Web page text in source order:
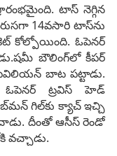
టాస్‌ నెగ్గిన
14వసారి టాస్‌ను
కోల్పోయింది. ఓపెన‌ర్
బౌలింగ్‌లో కీపర్‌
బాట పట్టాడు.
ట్రవిస్‌ హెడ్‌
గిల్‌కు క్యాచ్‌ ఇచ్చి
దీంతో ఆసీస్‌ రెండో
వచ్చాడు.